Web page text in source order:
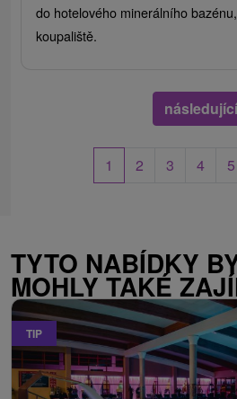
do hotelového minerálního
koupaliště.
následující
1 2 3 4 5
TYTO NABÍDKY
MOHLY TAKÉ
TIP